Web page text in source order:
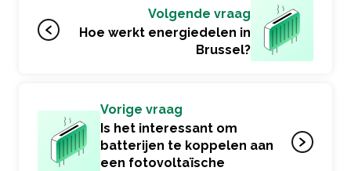
Volgende vraag
Hoe werkt energiedelen in
Brussel?
Vorige vraag
Is het interessant om
batterijen te koppelen aan
een fotovoltaïsche